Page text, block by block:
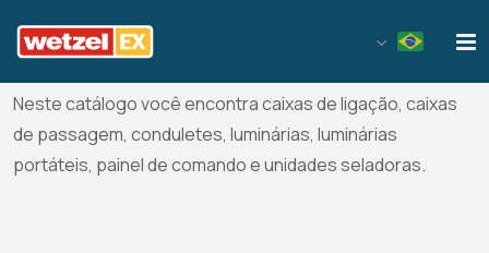
classificadas.
Neste catálogo você encontra caixas de ligação, caixas
de passagem, conduletes, luminárias, luminárias
portáteis, painel de comando e unidades seladoras.